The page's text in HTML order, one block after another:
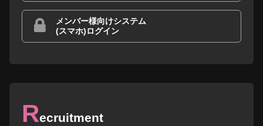
メンバー様向けシステム
(スマホ)ログイン
Recruitment